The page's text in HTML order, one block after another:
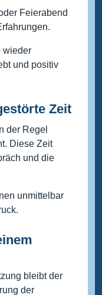
Feierabend
wieder
und positiv
Zeit
der Regel
Diese Zeit
und die
unmittelbar
bleibt der
der